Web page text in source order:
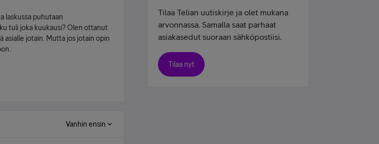
laskussa puhutaan
tuli joka kuukausi? Olen ottanut
asialle jotain. Mutta jos jotain opin
Vanhin ensin
Tilaa Telian uutiskirje ja olet mukana
arvonnassa. Samalla saat parhaat
asiakasedut suoraan sähköpostiisi.
Tilaa nyt